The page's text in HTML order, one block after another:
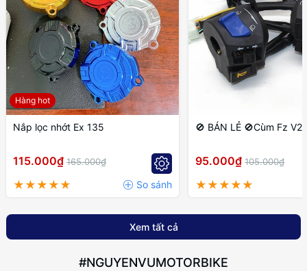
Hàng hot
Nắp lọc nhớt Ex 135
115.000₫ 165.000₫
🚫 BÁN LẺ 🚫Cùm Fz V2
95.000₫ 105.000₫
Xem tất cả
#NGUYENVUMOTORBIKE